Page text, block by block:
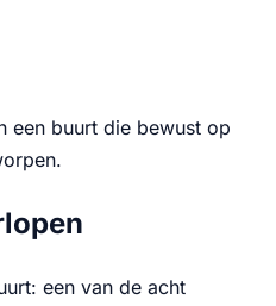
een buurt die bewust op
een van de acht